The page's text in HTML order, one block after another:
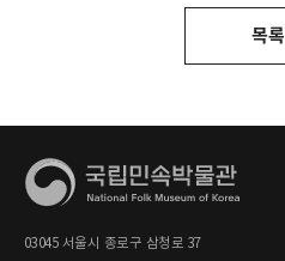
목록
03045 서울시 종로구 삼청로 37